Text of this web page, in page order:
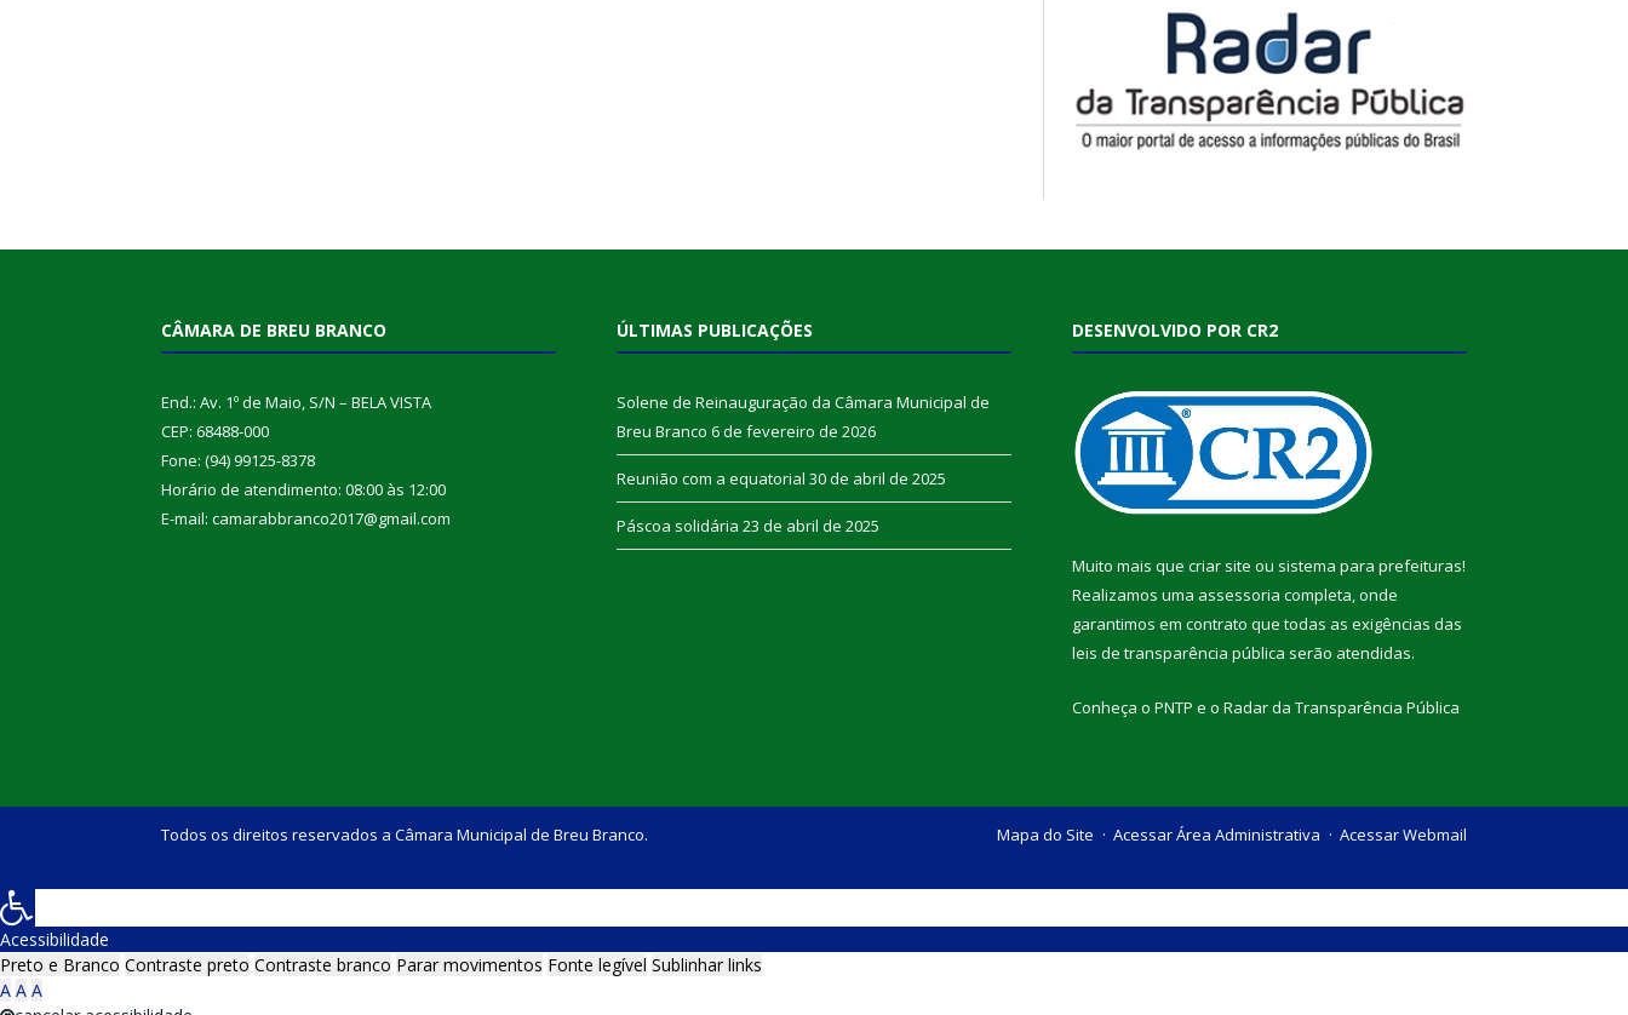
CÂMARA DE BREU BRANCO
End.: Av. 1º de Maio, S/N – BELA VISTA
CEP: 68488-000
Fone: (94) 99125-8378
Horário de atendimento: 08:00 às 12:00
E-mail: camarabbranco2017@gmail.com
ÚLTIMAS PUBLICAÇÕES
Solene de Reinauguração da Câmara Municipal de
Breu Branco 6 de fevereiro de 2026
Reunião com a equatorial 30 de abril de 2025
Páscoa solidária 23 de abril de 2025
DESENVOLVIDO POR CR2
Muito mais que criar site ou sistema para prefeituras!
Realizamos uma assessoria completa, onde
garantimos em contrato que todas as exigências das
leis de transparência pública serão atendidas.
Conheça o PNTP e o Radar da Transparência Pública
Todos os direitos reservados a Câmara Municipal de Breu Branco. Mapa do Site Acessar Área Administrativa Acessar Webmail
Acessibilidade
Preto e Branco Contraste preto Contraste branco Parar movimentos Fonte legível Sublinhar links
A A A